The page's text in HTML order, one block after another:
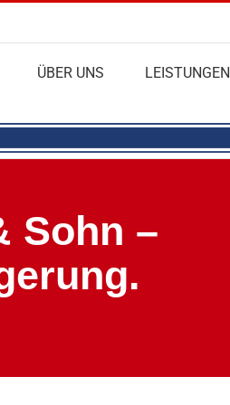
ÜBER UNS LEISTUNGEN
Sohn –